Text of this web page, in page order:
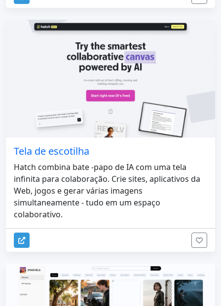
Tela de escotilha
Hatch combina bate -papo de IA com uma tela
infinita para colaboração. Crie sites, aplicativos da
Web, jogos e gerar várias imagens
simultaneamente - tudo em um espaço
colaborativo.